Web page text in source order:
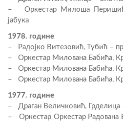
– Оркестар Милоша
јабука
1978. године
– Радојко Витезовић, Тубић –
– Оркестар Милована Бабића,
– Оркестар Милована Бабића,
– Оркестар Милована Бабића,
1977. године
– Драган Величковић, Грделица
– Оркестар Оркестар